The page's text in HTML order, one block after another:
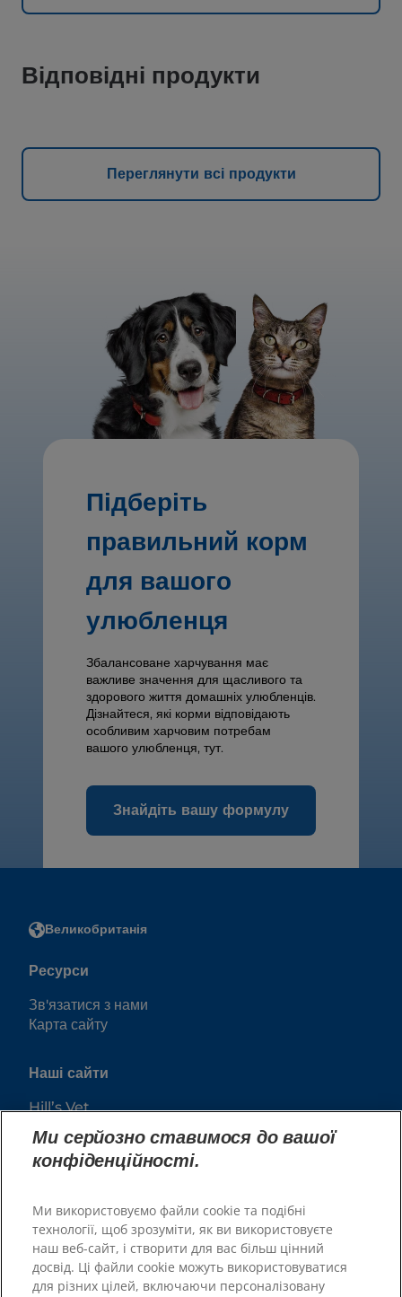
Відповідні продукти
Переглянути всі продукти
Підберіть
правильний корм
для вашого
улюбленця
Збалансоване харчування має
важливе значення для щасливого та
здорового життя домашніх улюбленців.
Дізнайтеся, які корми відповідають
особливим харчовим потребам
вашого улюбленця, тут.
Знайдіть вашу формулу
Великобританія
Ресурси
Зв'язатися з нами
Карта сайту
Наші сайти
Hill’s Vet
Кар'єра
Ми серйозно ставимося до вашої
конфіденційності.
Ми використовуємо файли cookie та подібні
технології, щоб зрозуміти, як ви використовуєте
наш веб-сайт, і створити для вас більш цінний
досвід. Ці файли cookie можуть використовуватися
для різних цілей, включаючи персоналізовану